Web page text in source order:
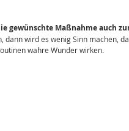
gewünschte Maßnahme auch
wird es wenig Sinn machen,
wahre Wunder wirken.